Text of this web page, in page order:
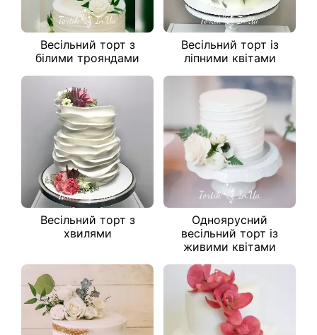
Весільний торт з
білими трояндами
Весільний торт із
ліпними квітами
Весільний торт з
хвилями
Одноярусний
весільний торт із
живими квітами